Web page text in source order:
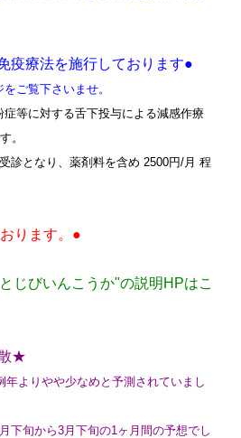
疫療法を施行しております●
ご覧下さいませ。
等に対する舌下投与による減感作療
。
診となり、薬剤料を含め 2500円/月 程
ります。●
じびいんこうか"の説明HPはこ
★
よりやや少なめと予測されていまし
下旬から3月下旬の1ヶ月間の予想でし